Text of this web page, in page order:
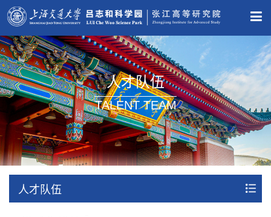
人才队伍
TALENT TEAM
人才队伍